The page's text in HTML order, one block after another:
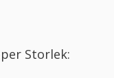
Storlek: